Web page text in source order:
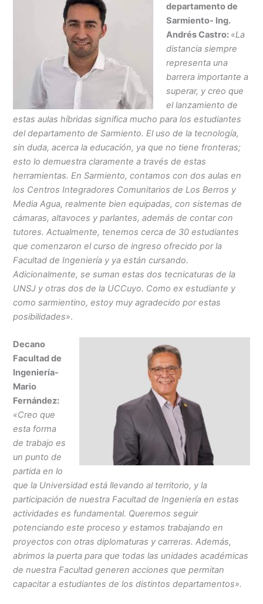
departamento de
Sarmiento- Ing.
Andrés Castro: «La
distancia siempre
representa una
barrera importante a
superar, y creo que
el lanzamiento de
estas aulas híbridas significa mucho para los estudiantes
del departamento de Sarmiento. El uso de la tecnología,
sin duda, acerca la educación, ya que no tiene fronteras;
esto lo demuestra claramente a través de estas
herramientas. En Sarmiento, contamos con dos aulas en
los Centros Integradores Comunitarios de Los Berros y
Media Agua, realmente bien equipadas, con sistemas de
cámaras, altavoces y parlantes, además de contar con
tutores. Actualmente, tenemos cerca de 30 estudiantes
que comenzaron el curso de ingreso ofrecido por la
Facultad de Ingeniería y ya están cursando.
Adicionalmente, se suman estas dos tecnicaturas de la
UNSJ y otras dos de la UCCuyo. Como ex estudiante y
como sarmientino, estoy muy agradecido por estas
posibilidades».
Decano
Facultad de
Ingeniería-
Mario
Fernández:
«Creo que
esta forma
de trabajo es
un punto de
partida en lo
que la Universidad está llevando al territorio, y la
participación de nuestra Facultad de Ingeniería en estas
actividades es fundamental. Queremos seguir
potenciando este proceso y estamos trabajando en
proyectos con otras diplomaturas y carreras. Además,
abrimos la puerta para que todas las unidades académicas
de nuestra Facultad generen acciones que permitan
capacitar a estudiantes de los distintos departamentos».